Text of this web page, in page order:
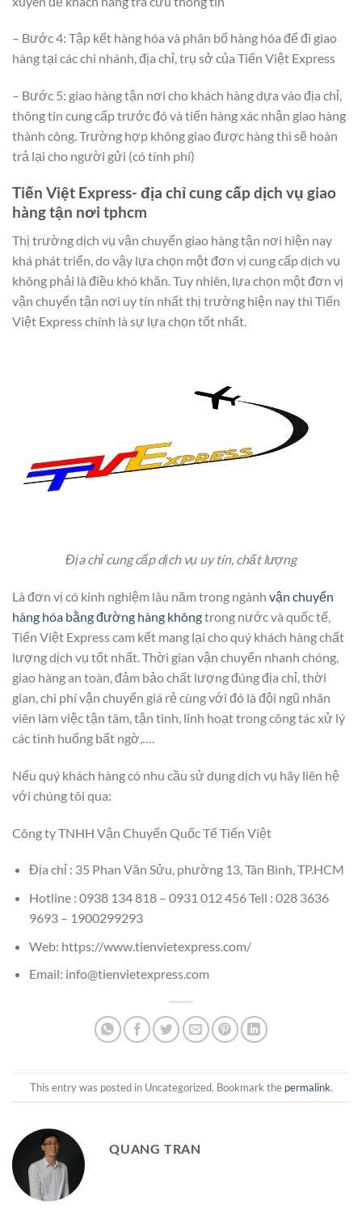
– Bước 4: Tập kết hàng hóa và phân bố hàng hóa để đi giao
hàng tại các chi nhánh, địa chỉ, trụ sở của Tiến Việt Express
– Bước 5: giao hàng tận nơi cho khách hàng dựa vào địa chỉ,
thông tin cung cấp trước đó và tiến hàng xác nhận giao hàng
thành công. Trường hợp không giao được hàng thì sẽ hoàn
trả lại cho người gửi (có tính phí)
Tiến Việt Express- địa chỉ cung cấp dịch vụ giao
hàng tận nơi tphcm
Thị trường dịch vụ vận chuyển giao hàng tận nơi hiện nay
khá phát triển, do vậy lựa chọn một đơn vị cung cấp dịch vụ
không phải là điều khó khăn. Tuy nhiên, lựa chọn một đơn vị
vận chuyển tận nơi uy tín nhất thị trường hiện nay thì Tiến
Việt Express chính là sự lựa chọn tốt nhất.
Địa chỉ cung cấp dịch vụ uy tín, chất lượng
Là đơn vị có kinh nghiệm lâu năm trong ngành vận chuyển
hàng hóa bằng đường hàng khôngtrong nước và quốc tế,
Tiến Việt Express cam kết mang lại cho quý khách hàng chất
lượng dịch vụ tốt nhất. Thời gian vận chuyển nhanh chóng,
giao hàng an toàn, đảm bảo chất lượng đúng địa chỉ, thời
gian, chi phí vận chuyển giá rẻ cùng với đó là đội ngũ nhân
viên làm việc tận tâm, tận tình, linh hoạt trong công tác xử lý
các tình huống bất ngờ,….
Nếu quý khách hàng có nhu cầu sử dụng dịch vụ hãy liên hệ
với chúng tôi qua:
Công ty TNHH Vận Chuyển Quốc Tế Tiến Việt
Địa chỉ : 35 Phan Văn Sửu, phường 13, Tân Bình, TP.HCM
Hotline : 0938 134 818 – 0931 012 456 Tell : 028 3636
9693 – 1900299293
Web: https://www.tienvietexpress.com/
Email: info@tienvietexpress.com
This entry was posted in Uncategorized. Bookmark the permalink.
QUANG TRAN